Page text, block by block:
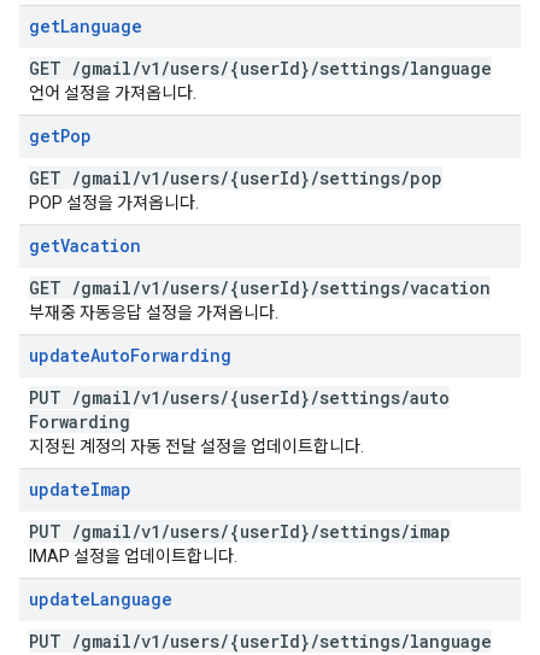
getLanguage
GET /gmail/v1 /users/{userId}/settings/language
언어 설정을 가져옵니다.
getPop
GET /gmail/v1 /users/{userId}/settings/pop
POP 설정을 가져옵니다.
getVacation
GET /gmail/v1 /users/{userId}/settings/vacation
부재중 자동응답 설정을 가져옵니다.
updateAutoForwarding
PUT /gmail/v1 /users/{userId}/settings/auto
Forwarding
지정된 계정의 자동 전달 설정을 업데이트합니다.
updateImap
PUT /gmail/v1 /users/{userId}/settings/imap
IMAP 설정을 업데이트합니다.
updateLanguage
PUT /gmail/v1 /users/{userId}/settings/language